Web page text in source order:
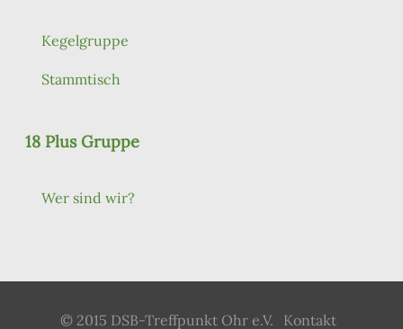
Kegelgruppe
Stammtisch
18 Plus Gruppe
Wer sind wir?
© 2015 DSB-Treffpunkt Ohr e.V. Kontakt